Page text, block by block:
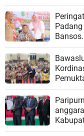
Bansos.
Bawaslu
tahun